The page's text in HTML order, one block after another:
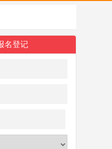
名登记